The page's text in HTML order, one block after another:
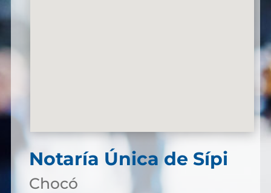
Notaría Única de Sípi
Chocó